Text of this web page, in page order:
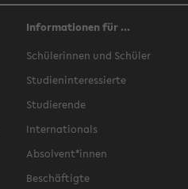
Informationen für ...
Schülerinnen und Schüler
Studieninteressierte
Studierende
Internationals
Absolvent*innen
Beschäftigte